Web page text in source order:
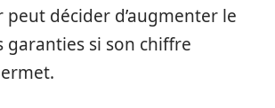
décider d’augmenter le
garanties si son chiffre